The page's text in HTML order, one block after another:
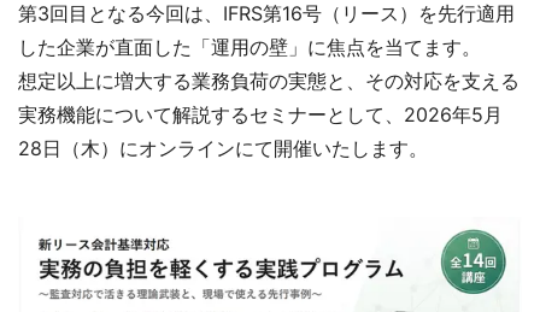
第3回目となる今回は、IFRS第16号（リース）を先行適用
した企業が直面した「運用の壁」に焦点を当てます。
想定以上に増大する業務負荷の実態と、その対応を支える
実務機能について解説するセミナーとして、2026年5月
28日（木）にオンラインにて開催いたします。